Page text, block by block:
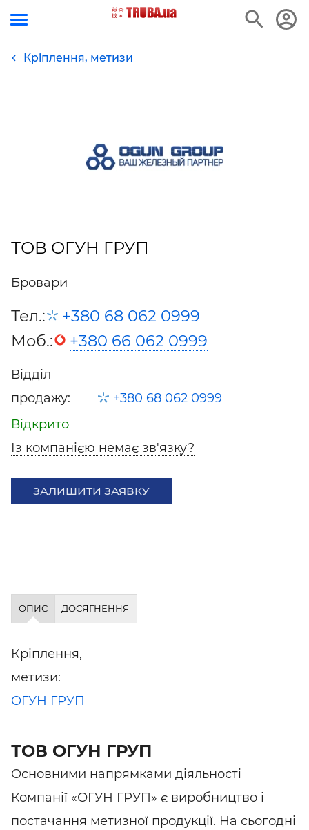
Кріплення, метизи
ТОВ ОГУН ГРУП
Бровари
Тел.:
+380 68 062 0999
Моб.:
+380 66 062 0999
Відділ
продажу:
+380 68 062 0999
Відкрито
Із компанією немає зв'язку?
ЗАЛИШИТИ ЗАЯВКУ
ОПИС ДОСЯГНЕННЯ
Кріплення,
метизи:
ОГУН ГРУП
ТОВ ОГУН ГРУП
Основними напрямками діяльності
Компанії «ОГУН ГРУП» є виробництво і
постачання метизної продукції. На сьогодні